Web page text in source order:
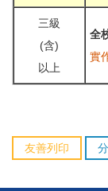
三級
(含)
以上
全
實
友善列印